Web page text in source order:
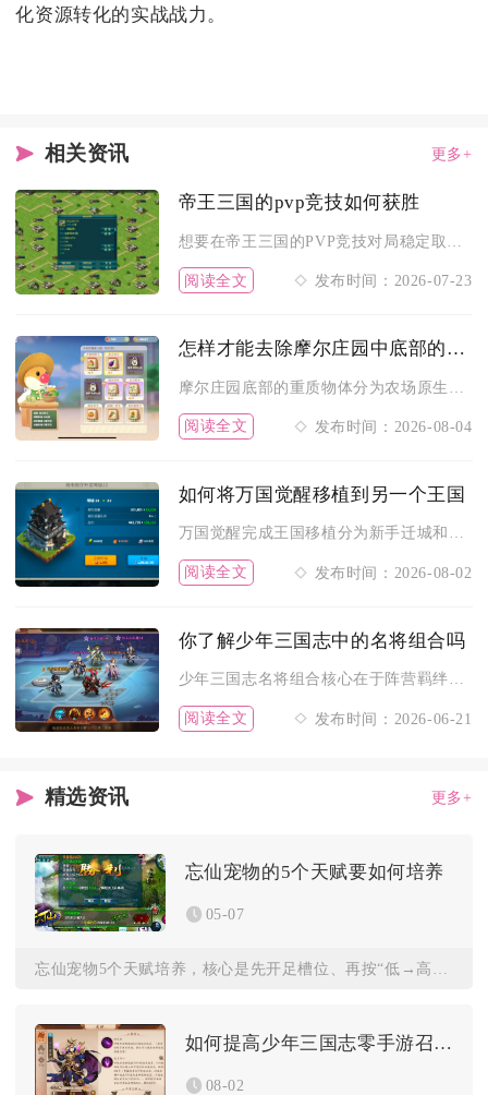
化资源转化的实战战力。
相关资讯 更多+
帝王三国的pvp竞技如何获胜
阅读全文 发布时间：2026-07-23
怎样才能去除摩尔庄园中底部的重质物体
阅读全文 发布时间：2026-08-04
如何将万国觉醒移植到另一个王国
万国觉醒完成王国移植分为新手迁城和常规移民两种路径，新手玩家...
阅读全文 发布时间：2026-08-02
你了解少年三国志中的名将组合吗
阅读全文 发布时间：2026-06-21
精选资讯 更多+
忘仙宠物的5个天赋要如何培养
05-07
如何提高少年三国志零手游召唤阵容的实力
08-02